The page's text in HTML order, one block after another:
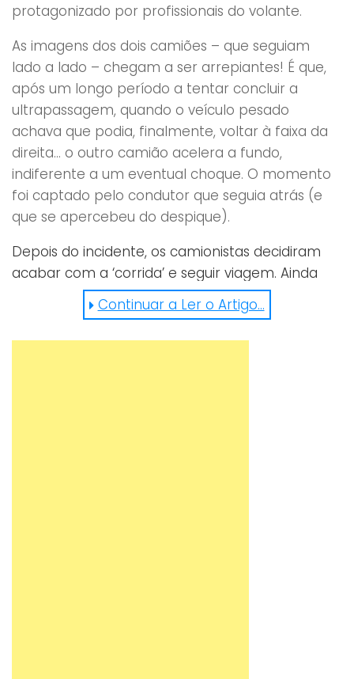
protagonizado por profissionais do volante.
As imagens dos dois camiões – que seguiam
lado a lado – chegam a ser arrepiantes! É que,
após um longo período a tentar concluir a
ultrapassagem, quando o veículo pesado
achava que podia, finalmente, voltar à faixa da
direita… o outro camião acelera a fundo,
indiferente a um eventual choque. O momento
foi captado pelo condutor que seguia atrás (e
que se apercebeu do despique).
Depois do incidente, os camionistas decidiram
acabar com a ‘corrida’ e seguir viagem. Ainda
assim, já ninguém os livra dos imensos reparos
gerados face à inconsciência registada em
vídeo.
Continuar a Ler o Artigo...